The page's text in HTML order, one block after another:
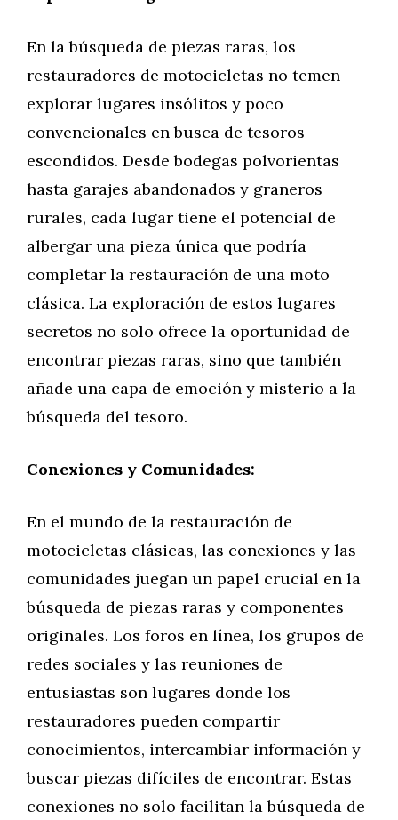
En la búsqueda de piezas raras, los
restauradores de motocicletas no temen
explorar lugares insólitos y poco
convencionales en busca de tesoros
escondidos. Desde bodegas polvorientas
hasta garajes abandonados y graneros
rurales, cada lugar tiene el potencial de
albergar una pieza única que podría
completar la restauración de una moto
clásica. La exploración de estos lugares
secretos no solo ofrece la oportunidad de
encontrar piezas raras, sino que también
añade una capa de emoción y misterio a la
búsqueda del tesoro.
Conexiones y Comunidades:
En el mundo de la restauración de
motocicletas clásicas, las conexiones y las
comunidades juegan un papel crucial en la
búsqueda de piezas raras y componentes
originales. Los foros en línea, los grupos de
redes sociales y las reuniones de
entusiastas son lugares donde los
restauradores pueden compartir
conocimientos, intercambiar información y
buscar piezas difíciles de encontrar. Estas
conexiones no solo facilitan la búsqueda de